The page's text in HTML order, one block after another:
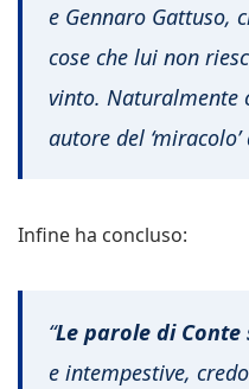
e Gennaro Gattuso,
cose che lui non
vinto. Naturalmente
autore del
Infine ha concluso:
“Le parole di
e intempestive,